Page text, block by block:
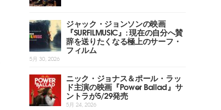
ジャック・ジョンソンの映画
『SURFILMUSIC』: 現在の自分へ賛
辞を送りたくなる極上のサーフ・
フィルム
5月 30, 2026
ニック・ジョナス＆ポール・ラッ
ド主演の映画『Power Ballad』サ
ントラが5/29発売
5月 24, 2026